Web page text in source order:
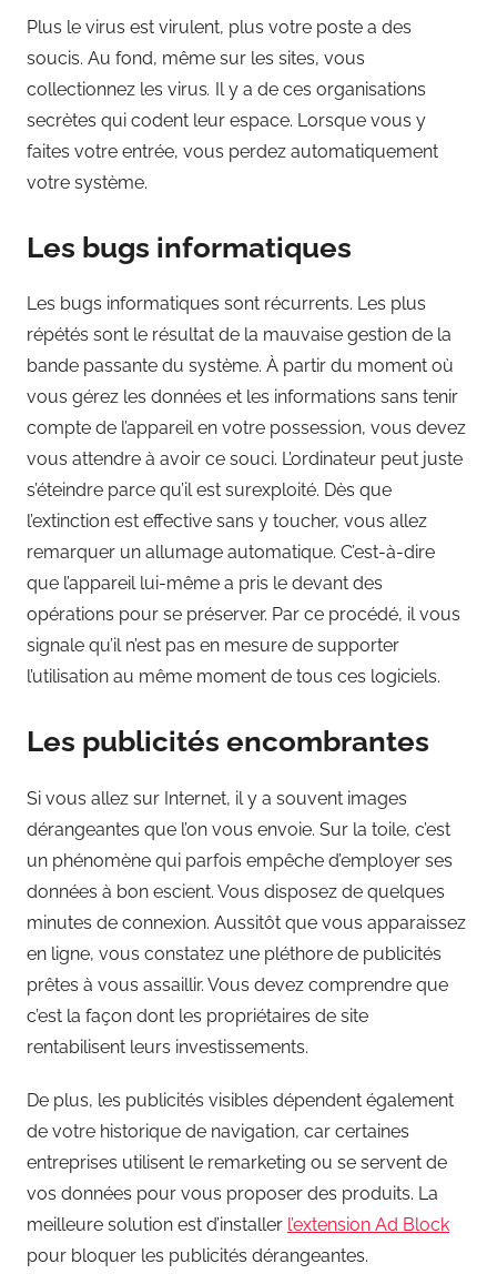
Plus le virus est virulent, plus votre poste a des
soucis. Au fond, même sur les sites, vous
collectionnez les virus. Il y a de ces organisations
secrètes qui codent leur espace. Lorsque vous y
faites votre entrée, vous perdez automatiquement
votre système.
Les bugs informatiques
Les bugs informatiques sont récurrents. Les plus
répétés sont le résultat de la mauvaise gestion de la
bande passante du système. À partir du moment où
vous gérez les données et les informations sans tenir
compte de l’appareil en votre possession, vous devez
vous attendre à avoir ce souci. L’ordinateur peut juste
s’éteindre parce qu’il est surexploité. Dès que
l’extinction est effective sans y toucher, vous allez
remarquer un allumage automatique. C’est-à-dire
que l’appareil lui-même a pris le devant des
opérations pour se préserver. Par ce procédé, il vous
signale qu’il n’est pas en mesure de supporter
l’utilisation au même moment de tous ces logiciels.
Les publicités encombrantes
Si vous allez sur Internet, il y a souvent images
dérangeantes que l’on vous envoie. Sur la toile, c’est
un phénomène qui parfois empêche d’employer ses
données à bon escient. Vous disposez de quelques
minutes de connexion. Aussitôt que vous apparaissez
en ligne, vous constatez une pléthore de publicités
prêtes à vous assaillir. Vous devez comprendre que
c’est la façon dont les propriétaires de site
rentabilisent leurs investissements.
De plus, les publicités visibles dépendent également
de votre historique de navigation, car certaines
entreprises utilisent le remarketing ou se servent de
vos données pour vous proposer des produits. La
meilleure solution est d’installer l’extension Ad Block
pour bloquer les publicités dérangeantes.